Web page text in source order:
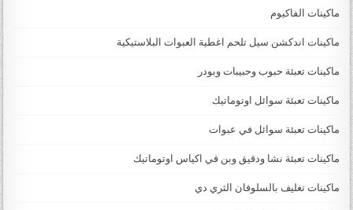
ماكينات الفاكيوم
ماكينات اندكشن سيل تلحم اغطية العبوات البلاستيكية
ماكينات تعبئة حبوب وحبيبات وبودر
ماكينات تعبئة سوائل اوتوماتيك
ماكينات تعبئة سوائل في عبوات
ماكينات تعبئة نشا ودقيق وبن في اكياس اوتوماتيك
ماكينات تغليف بالسلوفان الثري دي